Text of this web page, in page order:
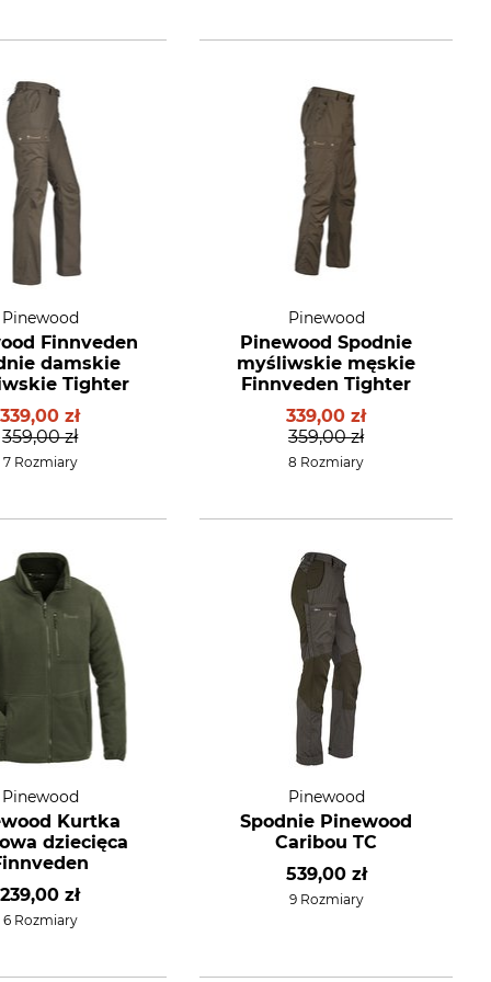
Pinewood
Finnveden
damskie
Tighter
339,00 zł
359,00 zł
7 Rozmiary
Pinewood
Pinewood Spodnie
myśliwskie męskie
Finnveden Tighter
339,00 zł
359,00 zł
8 Rozmiary
Pinewood
Kurtka
dziecięca
239,00 zł
6 Rozmiary
Pinewood
Spodnie Pinewood
Caribou TC
539,00 zł
9 Rozmiary